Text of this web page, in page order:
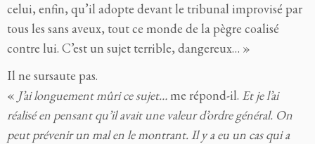
celui, enfin, qu’il adopte devant le tribunal improvisé par
tous les sans aveux, tout ce monde de la pègre coalisé
contre lui. C’est un sujet terrible, dangereux… »
Il ne sursaute pas.
« J’ai longuement mûri ce sujet…me répond-il. Et je l’ai
réalisé en pensant qu’il avait une valeur d’ordre général. On
peut prévenir un mal en le montrant. Il y a eu un cas qui a